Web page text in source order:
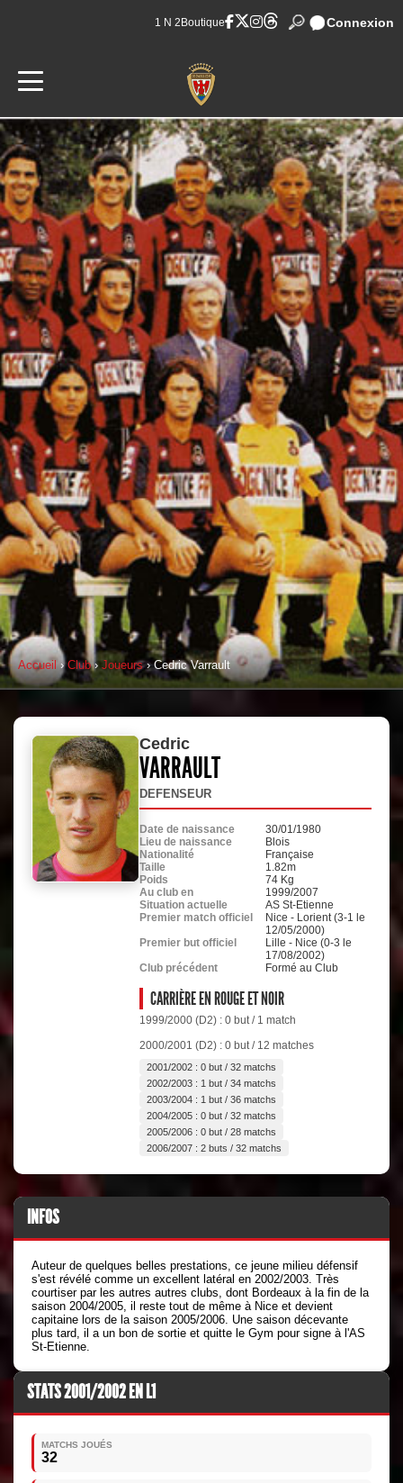
1 N 2 Boutique Connexion
Accueil ›Club›Joueurs› Cedric Varrault
Cedric
VARRAULT
DEFENSEUR
Date de naissance
30/01/1980
Lieu de naissance
Blois
Nationalité
Française
Taille
1.82m
Poids
74 Kg
Au club en
1999/2007
Situation actuelle
AS St-Etienne
Premier match officiel
Nice - Lorient (3-1 le
12/05/2000)
Premier but officiel
Lille - Nice (0-3 le
17/08/2002)
Club précédent
Formé au Club
CARRIÈRE EN ROUGE ET NOIR
1999/2000 (D2) : 0 but / 1 match
2000/2001 (D2) : 0 but / 12 matches
2001/2002 : 0 but / 32 matchs
2002/2003 : 1 but / 34 matchs
2003/2004 : 1 but / 36 matchs
2004/2005 : 0 but / 32 matchs
2005/2006 : 0 but / 28 matchs
2006/2007 : 2 buts / 32 matchs
INFOS
Auteur de quelques belles prestations, ce jeune milieu défensif
s'est révélé comme un excellent latéral en 2002/2003. Très
courtiser par les autres autres clubs, dont Bordeaux à la fin de la
saison 2004/2005, il reste tout de même à Nice et devient
capitaine lors de la saison 2005/2006. Une saison décevante
plus tard, il a un bon de sortie et quitte le Gym pour signe à l'AS
St-Etienne.
STATS 2001/2002 EN L1
MATCHS JOUÉS
32